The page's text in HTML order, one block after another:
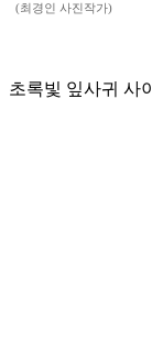
(최경인 사진작가)
초록빛 잎사귀 사이